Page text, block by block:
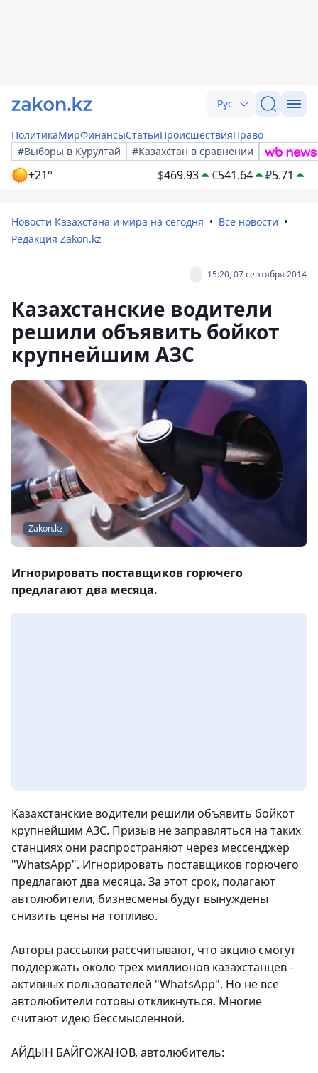
Рус
ПолитикаМирФинансыСтатьиПроисшествияПраво
#Выборы в Курултай
#Казахстан в сравнении
+21° $469.93 €541.64 ₽5.71
Новости Казахстана и мира на сегодня
Все новости
Редакция Zakon.kz
15:20, 07 сентября 2014
Казахстанские водители
решили объявить бойкот
крупнейшим АЗС
Zakon.kz
Игнорировать поставщиков горючего
предлагают два месяца.
Казахстанские водители решили объявить бойкот
крупнейшим АЗС. Призыв не заправляться на таких
станциях они распространяют через мессенджер
"WhatsApp". Игнорировать поставщиков горючего
предлагают два месяца. За этот срок, полагают
автолюбители, бизнесмены будут вынуждены
снизить цены на топливо.
Авторы рассылки рассчитывают, что акцию смогут
поддержать около трех миллионов казахстанцев -
активных пользователей "WhatsApp". Но не все
автолюбители готовы откликнуться. Многие
считают идею бессмысленной.
АЙДЫН БАЙГОЖАНОВ, автолюбитель: